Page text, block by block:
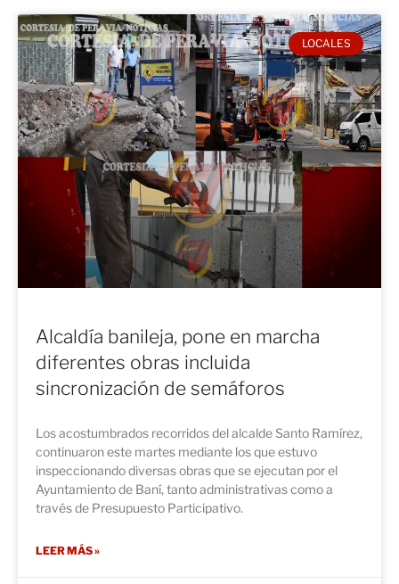
LOCALES
Alcaldía banileja, pone en marcha
diferentes obras incluida
sincronización de semáforos
Los acostumbrados recorridos del alcalde Santo Ramírez,
continuaron este martes mediante los que estuvo
inspeccionando diversas obras que se ejecutan por el
Ayuntamiento de Baní, tanto administrativas como a
través de Presupuesto Participativo.
LEER MÁS »